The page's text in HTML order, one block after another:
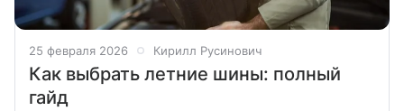
25 февраля 2026 Кирилл Русинович
Как выбрать летние шины: полный
гайд